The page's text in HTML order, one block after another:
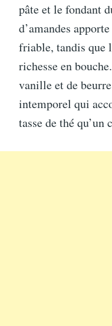
pâte et le fondant
d’amandes
friable, tandis que
richesse en
vanille et de
intemporel qui
tasse de thé qu’un